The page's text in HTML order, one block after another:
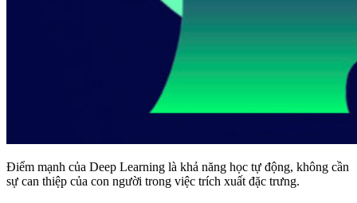
Điểm mạnh của Deep Learning là khả năng học tự động, không cần
sự can thiệp của con người trong việc trích xuất đặc trưng.